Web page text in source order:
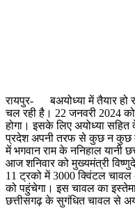
रायपुर- बअयोध्या में तैयार हो
चल रही है। 22 जनवरी 2024 को
होगा। इसके लिए अयोध्या
प्रदेश अपनी तरफ से कुछ न कुछ
में भगवान राम के ननिहाल यानी
आज शनिवार को मुख्यमंत्री
11 ट्रको में 3000 क्विंटल चावल
को पहुंचेगा। इस चावल का
छत्तीसगढ़ के सुगंधित चावल से